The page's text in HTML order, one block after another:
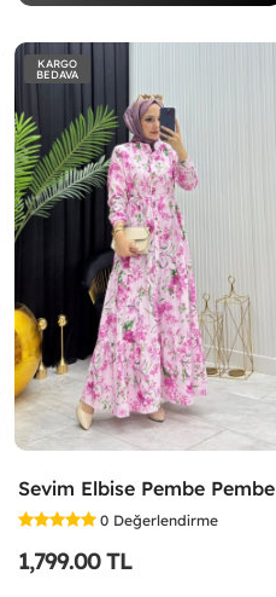
KARGO
BEDAVA
Sevim Elbise Pembe Pembe
0 Değerlendirme
1,799.00 TL